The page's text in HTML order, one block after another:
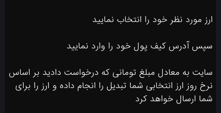
ارز مورد نظر خود را انتخاب نمایید
سپس آدرس کیف پول خود را وارد نمایید
سایت به معادل مبلغ تومانی که درخواست دادید بر اساس
نرخ روز ارز انتخابی شما تبدیل را انجام داده و ارز را برای
شما ارسال خواهد کرد